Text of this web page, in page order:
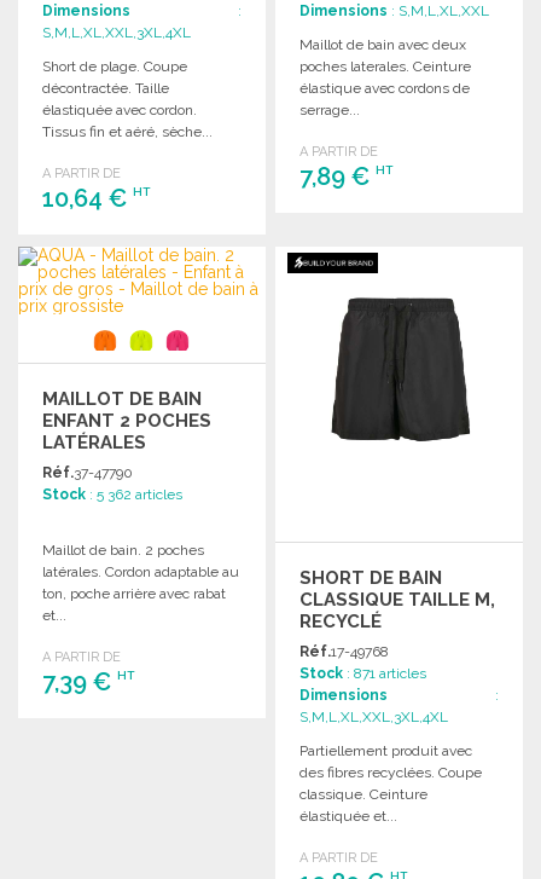
Dimensions :
S,M,L,XL,XXL,3XL,4XL
Short de plage. Coupe
décontractée. Taille
élastiquée avec cordon.
Tissus fin et aéré, sèche...
A PARTIR DE
10,64 € HT
COMMANDER
Demander un devis
Dimensions : S,M,L,XL,XXL
Maillot de bain avec deux
poches laterales. Ceinture
élastique avec cordons de
serrage...
A PARTIR DE
7,89 €HT
Demander un devis
MAILLOT DE BAIN
ENFANT 2 POCHES
LATÉRALES
Réf.37-47790
Stock : 5 362 articles
Maillot de bain. 2 poches
latérales. Cordon adaptable au
ton, poche arrière avec rabat
et...
A PARTIR DE
7,39 € HT
SHORT DE BAIN
CLASSIQUE TAILLE M,
RECYCLÉ
Réf.17-49768
Stock : 871 articles
Dimensions :
S,M,L,XL,XXL,3XL,4XL
Partiellement produit avec
des fibres recyclées. Coupe
classique. Ceinture
élastiquée et...
A PARTIR DE